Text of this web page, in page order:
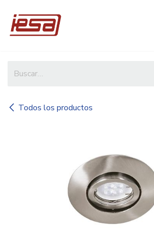
Todos los productos